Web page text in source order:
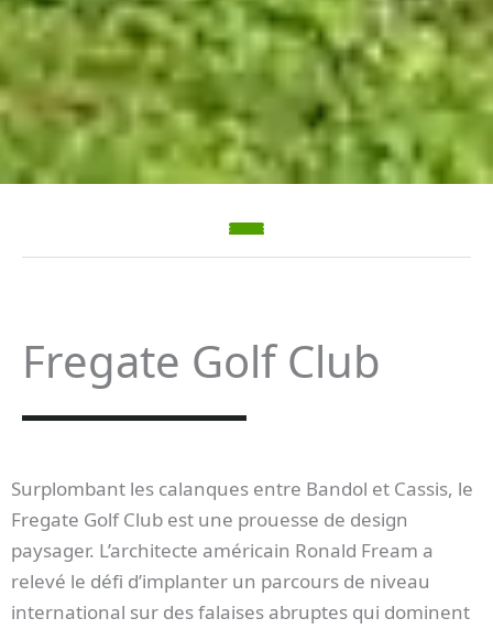
Fregate Golf Club
Surplombant les calanques entre Bandol et Cassis, le
Fregate Golf Club est une prouesse de design
paysager. L’architecte américain Ronald Fream a
relevé le défi d’implanter un parcours de niveau
international sur des falaises abruptes qui dominent